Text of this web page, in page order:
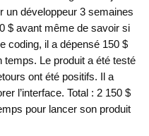
un développeur 3 semaines
$ avant même de savoir si
coding, il a dépensé 150 $
temps. Le produit a été testé
ont été positifs. Il a
l’interface. Total : 2 150 $
pour lancer son produit